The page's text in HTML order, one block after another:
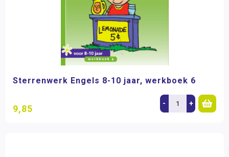
Sterrenwerk Engels 8-10 jaar, werkboek 6
9,85 - +